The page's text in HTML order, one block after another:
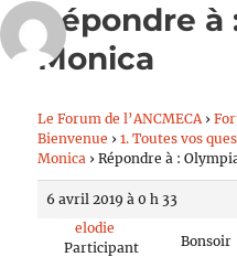
Répondre à
Monica
Le Forum de l’ANCMECA ›
Bienvenue › 1. Toutes vos
Monica › Répondre à :
6 avril 2019 à 0 h 33
elodie
Participant
Bonsoir